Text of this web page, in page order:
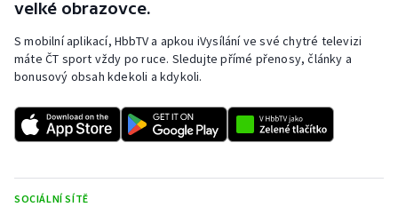
velké obrazovce.
S mobilní aplikací, HbbTV a apkou iVysílání ve své chytré televizi
máte ČT sport vždy po ruce. Sledujte přímé přenosy, články a
bonusový obsah kdekoli a kdykoli.
SOCIÁLNÍ SÍTĚ